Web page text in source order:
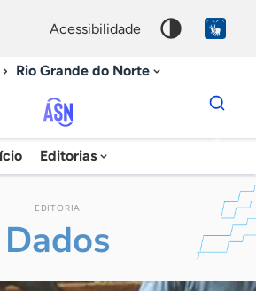
acessibilidade
Rio Grande do Norte
Agência
Sebrae
de
Notícias
Editorias
Dados
para
chave
EDITORIA
Dados